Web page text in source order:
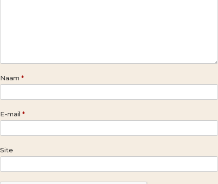
Naam *
E-mail *
Site